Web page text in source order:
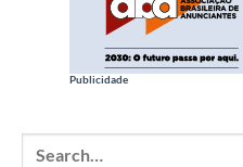
Publicidade